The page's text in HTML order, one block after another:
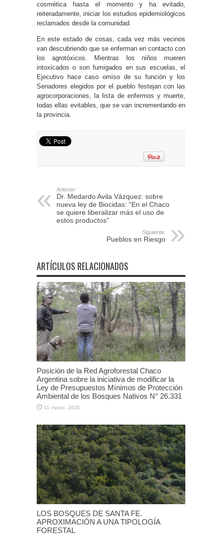
cosmética hasta el momento y ha evitado,
reiteradamente, iniciar los estudios epidemiológicos
reclamados desde la comunidad.
En este estado de cosas, cada vez más vecinos
van descubriendo que se enferman en contacto con
los agrotóxicos. Mientras los niños mueren
intoxicados o son fumigados en sus escuelas, el
Ejecutivo hace caso omiso de su función y los
Senadores elegidos por el pueblo festejan con las
agrocorporaciones, la lista de enfermos y muerte,
todas ellas evitables, que se van incrementando en
la provincia.
Anterior:
Dr. Medardo Avila Vázquez: sobre
nueva ley de Biocidas: “En el Chaco
se quiere liberalizar más el uso de
estos productos”
Siguiente:
Pueblos en Riesgo
ARTÍCULOS RELACIONADOS
Posición de la Red Agroforestal Chaco
Argentina sobre la iniciativa de modificar la
Ley de Presupuestos Mínimos de Protección
Ambiental de los Bosques Nativos N° 26.331
11 marzo, 2026
LOS BOSQUES DE SANTA FE.
APROXIMACIÓN A UNA TIPOLOGÍA
FORESTAL